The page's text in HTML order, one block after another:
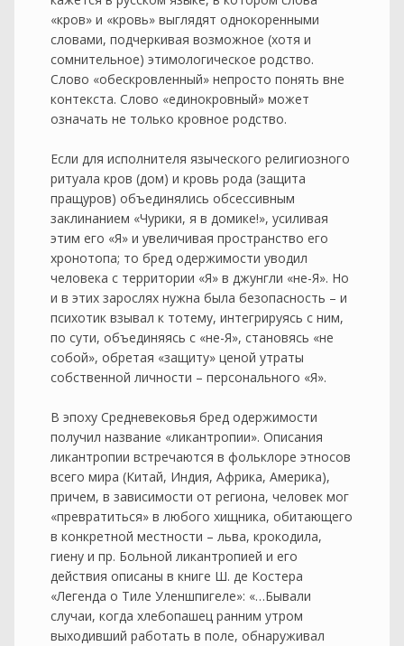
«кров» и «кровь» выглядят однокоренными
словами, подчеркивая возможное (хотя и
сомнительное) этимологическое родство.
Слово «обескровленный» непросто понять вне
контекста. Слово «единокровный» может
означать не только кровное родство.
Если для исполнителя языческого религиозного
ритуала кров (дом) и кровь рода (защита
пращуров) объединялись обсессивным
заклинанием «Чурики, я в домике!», усиливая
этим его «Я» и увеличивая пространство его
хронотопа; то бред одержимости уводил
человека с территории «Я» в джунгли «не-Я». Но
и в этих зарослях нужна была безопасность – и
психотик взывал к тотему, интегрируясь с ним,
по сути, объединяясь с «не-Я», становясь «не
собой», обретая «защиту» ценой утраты
собственной личности – персонального «Я».
В эпоху Средневековья бред одержимости
получил название «ликантропии». Описания
ликантропии встречаются в фольклоре этносов
всего мира (Китай, Индия, Африка, Америка),
причем, в зависимости от региона, человек мог
«превратиться» в любого хищника, обитающего
в конкретной местности – льва, крокодила,
гиену и пр. Больной ликантропией и его
действия описаны в книге Ш. де Костера
«Легенда о Тиле Уленшпигеле»: «…Бывали
случаи, когда хлебопашец ранним утром
выходивший работать в поле, обнаруживал